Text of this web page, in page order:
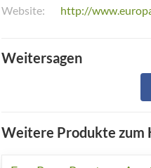
Website
http://
Weitersagen
Weitere Produkte zum